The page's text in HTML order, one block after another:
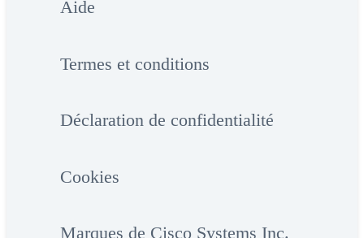
Aide
Termes et conditions
Déclaration de confidentialité
Cookies
Marques de Cisco Systems Inc.